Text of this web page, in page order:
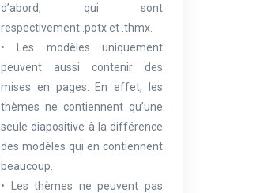
d’abord, qui sont
respectivement .potx et .thmx.
• Les modèles uniquement
peuvent aussi contenir des
mises en pages. En effet, les
thèmes ne contiennent qu’une
seule diapositive à la différence
des modèles qui en contiennent
beaucoup.
• Les thèmes ne peuvent pas